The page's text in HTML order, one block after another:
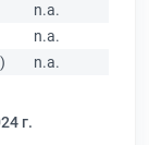
n.a.
n.a.
n.a.
г.